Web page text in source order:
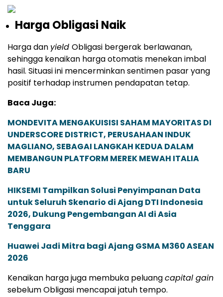
Harga Obligasi Naik
Harga dan yield Obligasi bergerak berlawanan,
sehingga kenaikan harga otomatis menekan imbal
hasil. Situasi ini mencerminkan sentimen pasar yang
positif terhadap instrumen pendapatan tetap.
Baca Juga:
MONDEVITA MENGAKUISISI SAHAM MAYORITAS DI
UNDERSCORE DISTRICT, PERUSAHAAN INDUK
MAGLIANO, SEBAGAI LANGKAH KEDUA DALAM
MEMBANGUN PLATFORM MEREK MEWAH ITALIA
BARU
HIKSEMI Tampilkan Solusi Penyimpanan Data
untuk Seluruh Skenario di Ajang DTI Indonesia
2026, Dukung Pengembangan AI di Asia
Tenggara
Huawei Jadi Mitra bagi Ajang GSMA M360 ASEAN
2026
Kenaikan harga juga membuka peluangcapital gain
sebelum Obligasi mencapai jatuh tempo.